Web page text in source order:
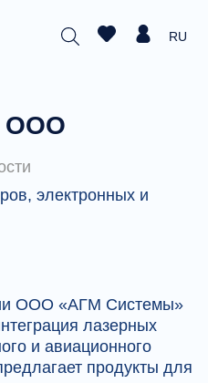
RU
ООО
электронных и
ООО «АГМ Системы»
лазерных
и авиационного
продукты для